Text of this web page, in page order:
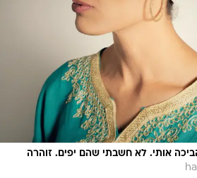
אותי. לא חשבתי שהם יפים. זוהרה